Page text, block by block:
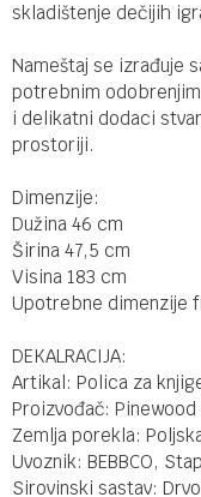
skladištenje dečijih
Nameštaj se izrađuje
potrebnim
i delikatni dodaci
prostoriji.
Dimenzije:
Dužina 46 cm
Širina 47,5 cm
Visina 183 cm
Upotrebne dimenzije
DEKALRACIJA:
Artikal: Polica za
Proizvođač:
Zemlja porekla:
Uvoznik: BEBBCO,
Sirovinski sastav: Drvo